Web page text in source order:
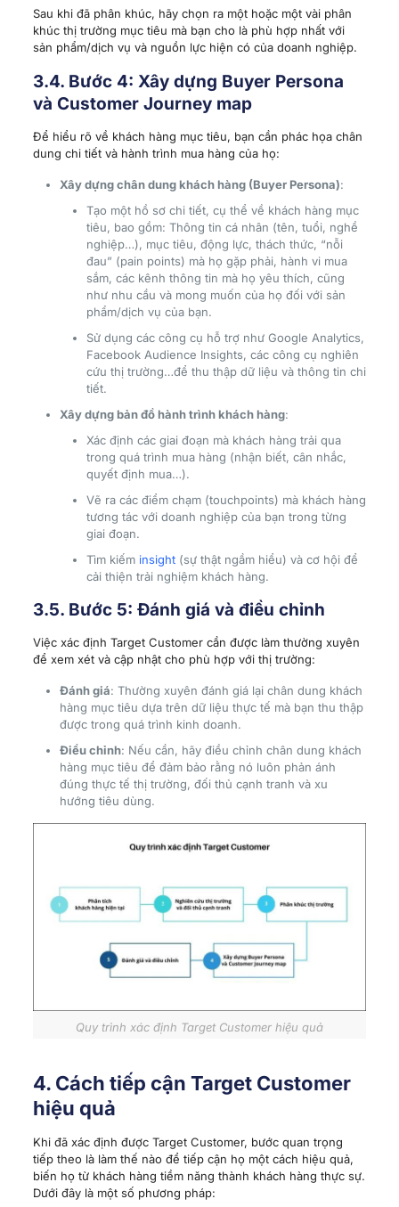
Sau khi đã phân khúc, hãy chọn ra một hoặc một vài phân
khúc thị trường mục tiêu mà bạn cho là phù hợp nhất với
sản phẩm/dịch vụ và nguồn lực hiện có của doanh nghiệp.
3.4. Bước 4: Xây dựng Buyer Persona
và Customer Journey map
Để hiểu rõ về khách hàng mục tiêu, bạn cần phác họa chân
dung chi tiết và hành trình mua hàng của họ:
Xây dựng chân dung khách hàng (Buyer Persona):
Tạo một hồ sơ chi tiết, cụ thể về khách hàng mục
tiêu, bao gồm: Thông tin cá nhân (tên, tuổi, nghề
nghiệp…), mục tiêu, động lực, thách thức, “nỗi
đau” (pain points) mà họ gặp phải, hành vi mua
sắm, các kênh thông tin mà họ yêu thích, cũng
như nhu cầu và mong muốn của họ đối với sản
phẩm/dịch vụ của bạn.
Sử dụng các công cụ hỗ trợ như Google Analytics,
Facebook Audience Insights, các công cụ nghiên
cứu thị trường…để thu thập dữ liệu và thông tin chi
tiết.
Xây dựng bản đồ hành trình khách hàng:
Xác định các giai đoạn mà khách hàng trải qua
trong quá trình mua hàng (nhận biết, cân nhắc,
quyết định mua…).
Vẽ ra các điểm chạm (touchpoints) mà khách hàng
tương tác với doanh nghiệp của bạn trong từng
giai đoạn.
Tìm kiếm insight(sự thật ngầm hiểu) và cơ hội để
cải thiện trải nghiệm khách hàng.
3.5. Bước 5: Đánh giá và điều chỉnh
Việc xác định Target Customer cần được làm thường xuyên
để xem xét và cập nhật cho phù hợp với thị trường:
Đánh giá: Thường xuyên đánh giá lại chân dung khách
hàng mục tiêu dựa trên dữ liệu thực tế mà bạn thu thập
được trong quá trình kinh doanh.
Điều chỉnh: Nếu cần, hãy điều chỉnh chân dung khách
hàng mục tiêu để đảm bảo rằng nó luôn phản ánh
đúng thực tế thị trường, đối thủ cạnh tranh và xu
hướng tiêu dùng.
Quy trình xác định Target Customer hiệu quả
4. Cách tiếp cận Target Customer
hiệu quả
Khi đã xác định được Target Customer, bước quan trọng
tiếp theo là làm thế nào để tiếp cận họ một cách hiệu quả,
biến họ từ khách hàng tiềm năng thành khách hàng thực sự.
Dưới đây là một số phương pháp: